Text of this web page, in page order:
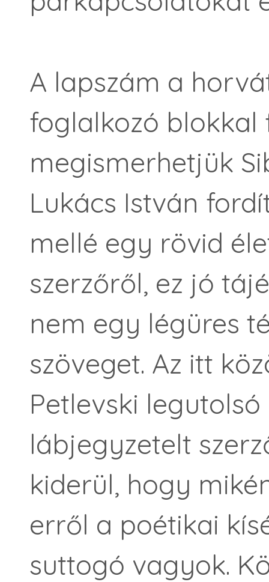
A lapszám a
foglalkozó
megismerhetjük
Lukács István
mellé egy rövid
szerzőről, ez jó
nem egy légüres
szöveget. Az itt
Petlevski
lábjegyzetelt
kiderül, hogy
erről a poétikai
suttogó vagyok.